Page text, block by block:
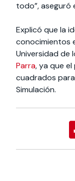
todo”, aseguró
Explicó que la
conocimientos
Universidad de
Parra, ya que
cuadrados
Simulación.